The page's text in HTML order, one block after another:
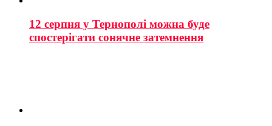
12 серпня у Тернополі можна буде
спостерігати сонячне затемнення